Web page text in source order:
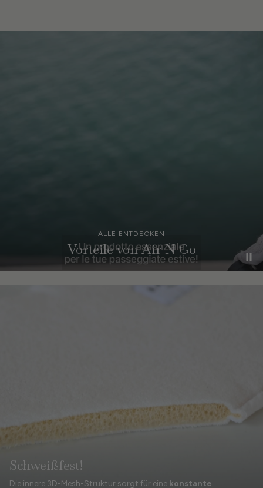
ALLE ENTDECKEN
Vorteile von Air N Go
Schweißfest!
Die innere 3D-Mesh-Struktur sorgt für eine konstante